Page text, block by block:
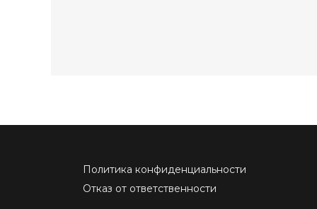
Политика конфиденциальности
Отказ от ответственности